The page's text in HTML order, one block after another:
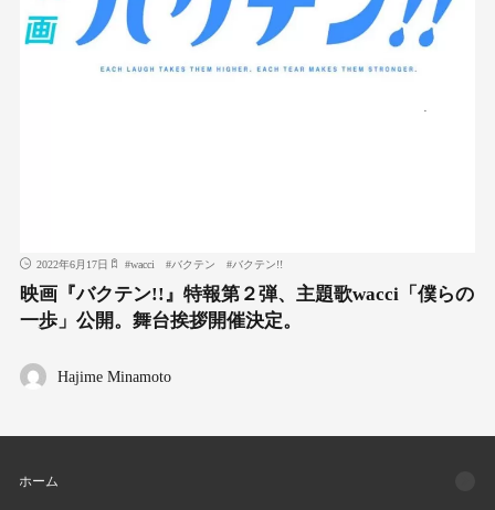
2022年6月17日 #wacci #バクテン #バクテン!!
映画『バクテン!!』特報第２弾、主題歌wacci「僕らの
一歩」公開。舞台挨拶開催決定。
Hajime Minamoto
ホーム